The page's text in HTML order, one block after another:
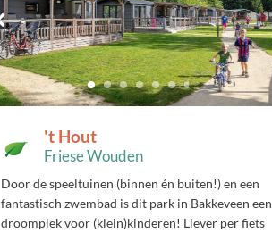
't Hout
Friese Wouden
Door de speeltuinen (binnen én buiten!) en een
fantastisch zwembad is dit park in Bakkeveen een
droomplek voor (klein)kinderen! Liever per fiets